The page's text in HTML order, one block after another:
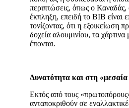
περιπτώσεις, όπως ο Καναδάς,
έκπληξη, επειδή το BIB είναι
τονίζοντας, ότι η
δοχεία αλουμινίου, τα
έπονται.
Δυνατότητα και στη
Εκτός από τους
ανταποκριθούν σε